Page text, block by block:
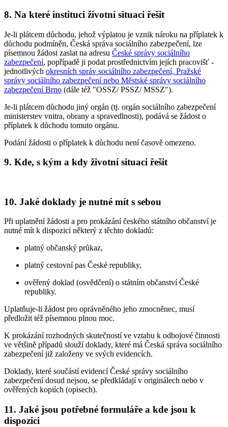
8. Na které instituci životní situaci řešit
Je-li plátcem důchodu, jehož výplatou je vznik nároku na příplatek k
důchodu podmíněn, Česká správa sociálního zabezpečení, lze
písemnou žádost zaslat na adresu České správy sociálního
zabezpečení, popřípadě ji podat prostřednictvím jejích pracovišť -
jednotlivých okresních správ sociálního zabezpečení, Pražské
správy sociálního zabezpečení nebo Městské správy sociálního
zabezpečení Brno (dále též "OSSZ/ PSSZ/ MSSZ").
Je-li plátcem důchodu jiný orgán (tj. orgán sociálního zabezpečení
ministerstev vnitra, obrany a spravedlnosti), podává se žádost o
příplatek k důchodu tomuto orgánu.
Podání žádosti o příplatek k důchodu není časově omezeno.
9. Kde, s kým a kdy životní situaci řešit
10. Jaké doklady je nutné mít s sebou
Při uplatnění žádosti a pro prokázání českého státního občanství je
nutné mít k dispozici některý z těchto dokladů:
platný občanský průkaz,
platný cestovní pas České republiky,
ověřený doklad (osvědčení) o státním občanství České
republiky.
Uplatňuje-li žádost pro oprávněného jeho zmocněnec, musí
předložit též písemnou plnou moc.
K prokázání rozhodných skutečností ve vztahu k odbojové činnosti
ve většině případů slouží doklady, které má Česká správa sociálního
zabezpečení již založeny ve svých evidencích.
Doklady, které součástí evidencí České správy sociálního
zabezpečení dosud nejsou, se předkládají v originálech nebo v
ověřených kopiích (opisech).
11. Jaké jsou potřebné formuláře a kde jsou k
dispozici